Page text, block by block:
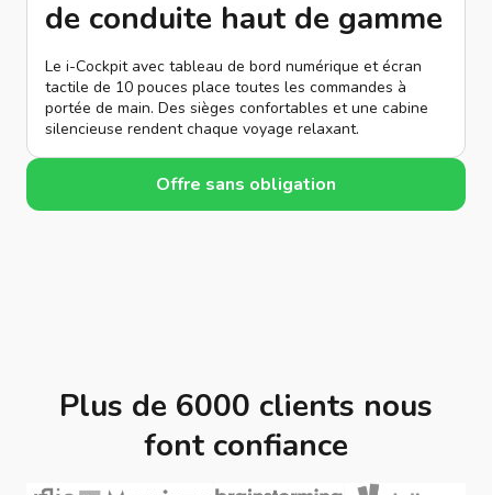
de conduite haut de gamme
Le i-Cockpit avec tableau de bord numérique et écran
tactile de 10 pouces place toutes les commandes à
portée de main. Des sièges confortables et une cabine
silencieuse rendent chaque voyage relaxant.
Offre sans obligation
Plus de 6000 clients nous
font confiance